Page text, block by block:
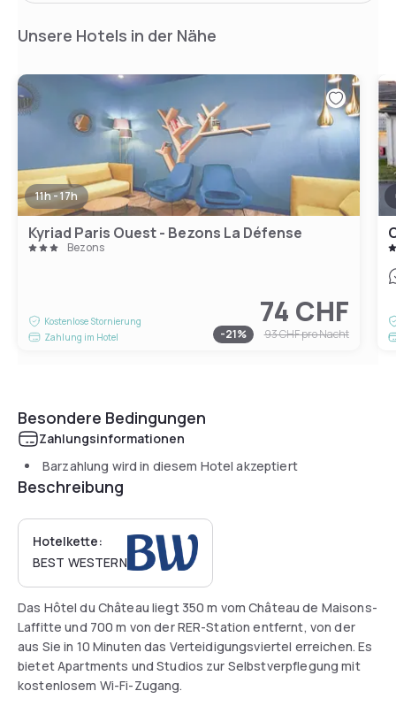
Unsere Hotels in der Nähe
11h - 17h
Kyriad Paris Ouest - Bezons La Défense
Bezons
Kostenlose Stornierung
Zahlung im Hotel
74 CHF
-21% 93 CHFpro Nacht
Besondere Bedingungen
Zahlungsinformationen
Barzahlung wird in diesem Hotel akzeptiert
Beschreibung
Hotelkette:
BEST WESTERN
Das Hôtel du Château liegt 350 m vom Château de Maisons-
Laffitte und 700 m von der RER-Station entfernt, von der
aus Sie in 10 Minuten das Verteidigungsviertel erreichen. Es
bietet Apartments und Studios zur Selbstverpflegung mit
kostenlosem Wi-Fi-Zugang.